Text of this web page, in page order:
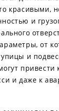
красивыми,
и
от
и
и даже к